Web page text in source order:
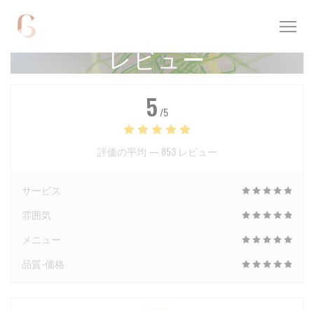
クッキー利用の管理について
レビュー
5 /5
評価の平均 — 853 レビュー
サービス
雰囲気
メニュー
品質-価格